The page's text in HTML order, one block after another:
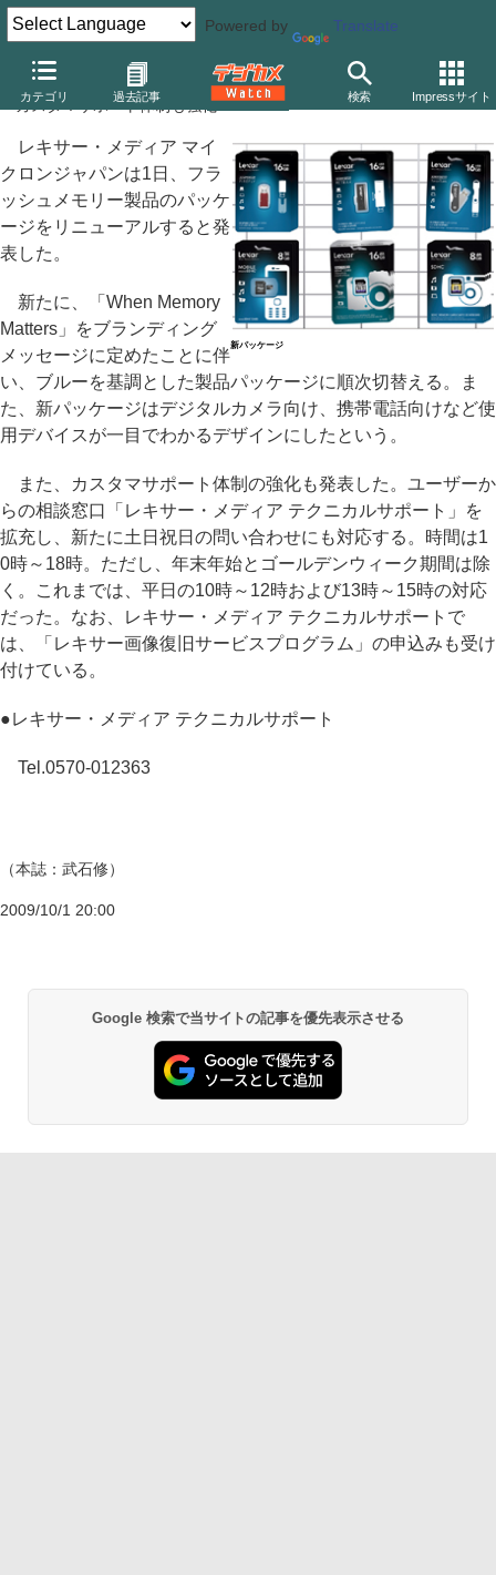
Powered by Translate
カテゴリ 過去記事 検索 Impressサイト
レキサー、製品パッケージをリニューアル
～カスタマサポート体制も強化
新パッケージ
レキサー・メディア マイ
クロンジャパンは1日、フラ
ッシュメモリー製品のパッケ
ージをリニューアルすると発
表した。
新たに、「When Memory
Matters」をブランディング
メッセージに定めたことに伴
い、ブルーを基調とした製品パッケージに順次切替える。ま
た、新パッケージはデジタルカメラ向け、携帯電話向けなど使
用デバイスが一目でわかるデザインにしたという。
また、カスタマサポート体制の強化も発表した。ユーザーか
らの相談窓口「レキサー・メディア テクニカルサポート」を
拡充し、新たに土日祝日の問い合わせにも対応する。時間は1
0時～18時。ただし、年末年始とゴールデンウィーク期間は除
く。これまでは、平日の10時～12時および13時～15時の対応
だった。なお、レキサー・メディア テクニカルサポートで
は、「レキサー画像復旧サービスプログラム」の申込みも受け
付けている。
●レキサー・メディア テクニカルサポート
Tel.0570-012363
（本誌：武石修）
2009/10/1 20:00
Google 検索で当サイトの記事を優先表示させる